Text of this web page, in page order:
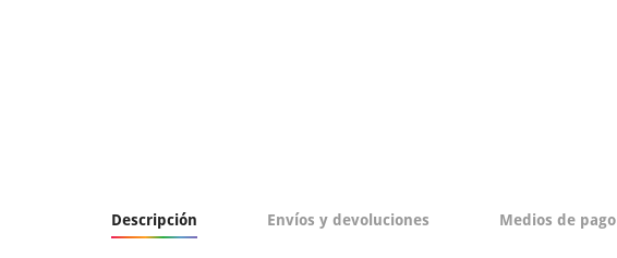
Descripción Envíos y devoluciones Medios de pago